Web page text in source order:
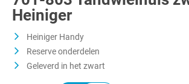
Heiniger
Heiniger Handy
Reserve onderdelen
Geleverd in het zwart